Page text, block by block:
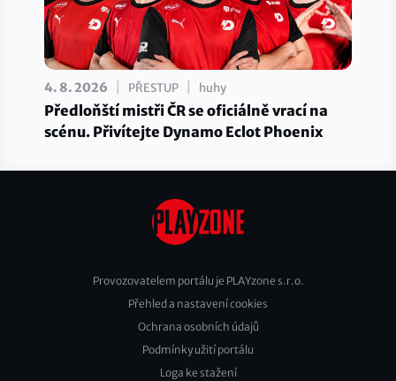
4. 8. 2026 PŘESTUP huhy
Předloňští mistři ČR se oficiálně vrací na
scénu. Přivítejte Dynamo Eclot Phoenix
Footer
Provozovatelem portálu je PLAYzone s.r.o.
Přehled a nastavení cookies
Ochrana osobních údajů
Podmínky užití portálu
Loga ke stažení